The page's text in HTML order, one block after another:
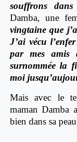
souffrons
Damba, une
vingtaine que
J’ai vécu
par mes amis
surnommée la
moi
Mais avec le
maman Damba
bien dans sa